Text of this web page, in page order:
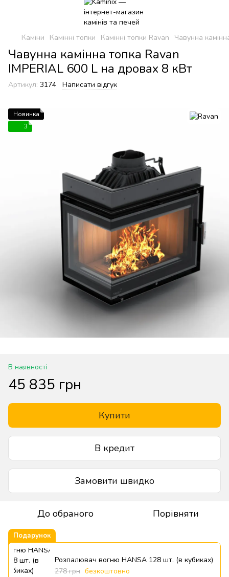
Каміни Камінні топки Камінні топки Ravan Чавунна
Чавунна камінна топка Ravan
IMPERIAL 600 L на дровах 8 кВт
Артикул: 3174 Написати відгук
Новинка
3
В наявності
45 835 грн
Купити
В кредит
Замовити швидко
До обраного Порівняти
Подарунок
Розпалювач вогню HANSA 128 шт. (в кубиках)
278 грн безкоштовно